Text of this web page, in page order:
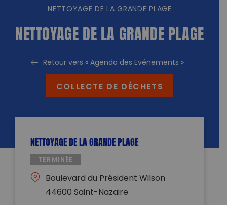
NETTOYAGE DE LA GRANDE PLAGE
NETTOYAGE DE LA GRANDE PLAGE
Retour vers « Agenda des Evénements »
COLLECTE DE DÉCHETS
NETTOYAGE DE LA GRANDE PLAGE
TERMINÉE
Boulevard du Président Wilson
44600 Saint-Nazaire